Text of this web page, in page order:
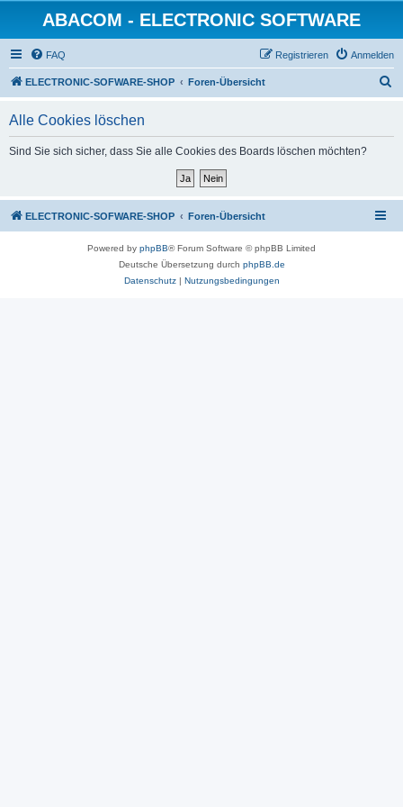
ABACOM - ELECTRONIC SOFTWARE
FAQ Anmelden
Registrieren
ELECTRONIC-SOFWARE-SHOP Foren-Übersicht
Alle Cookies löschen
Sind Sie sich sicher, dass Sie alle Cookies des Boards löschen möchten?
ELECTRONIC-SOFWARE-SHOP Foren-Übersicht
Powered by phpBB® Forum Software © phpBB Limited
Deutsche Übersetzung durch phpBB.de
Datenschutz| Nutzungsbedingungen